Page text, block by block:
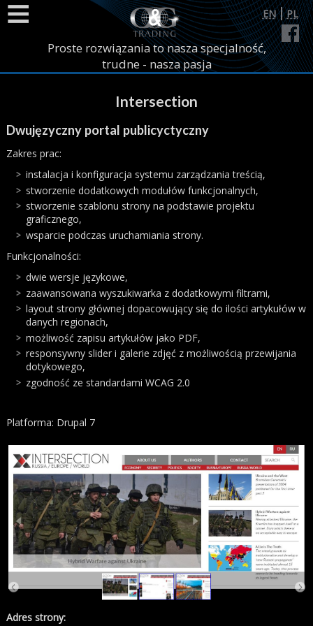
Przejdź do treści
Strona główna
Realizacje
Contact us
Proste rozwiązania to nasza specjalność,
trudne - nasza pasja
Języki
EN PL
Intersection
Dwujęzyczny portal publicyctyczny
Zakres prac:
instalacja i konfiguracja systemu zarządzania treścią,
stworzenie dodatkowych modułów funkcjonalnych,
stworzenie szablonu strony na podstawie projektu
graficznego,
wsparcie podczas uruchamiania strony.
Funkcjonalności:
dwie wersje językowe,
zaawansowana wyszukiwarka z dodatkowymi filtrami,
layout strony głównej dopacowujący się do ilości artykułów w
danych regionach,
możliwość zapisu artykułów jako PDF,
responsywny slider i galerie zdjęć z możliwością przewijania
dotykowego,
zgodność ze standardami WCAG 2.0
Platforma: Drupal 7
Adres strony: